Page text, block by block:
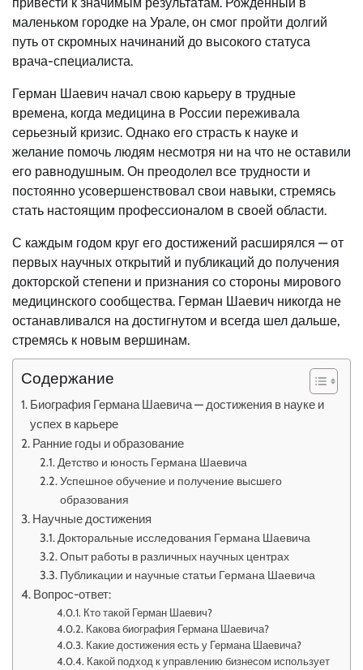
маленьком городке на Урале, он смог пройти долгий
путь от скромных начинаний до высокого статуса
врача-специалиста.
Герман Шаевич начал свою карьеру в трудные
времена, когда медицина в России переживала
серьезный кризис. Однако его страсть к науке и
желание помочь людям несмотря ни на что не оставили
его равнодушным. Он преодолел все трудности и
постоянно усовершенствовал свои навыки, стремясь
стать настоящим профессионалом в своей области.
С каждым годом круг его достижений расширялся — от
первых научных открытий и публикаций до получения
докторской степени и признания со стороны мирового
медицинского сообщества. Герман Шаевич никогда не
останавливался на достигнутом и всегда шел дальше,
стремясь к новым вершинам.
Содержание
Биография Германа Шаевича — достижения в науке и
успех в карьере
Ранние годы и образование
Детство и юность Германа Шаевича
Успешное обучение и получение высшего
образования
Научные достижения
Докторальные исследования Германа Шаевича
Опыт работы в различных научных центрах
Публикации и научные статьи Германа Шаевича
Вопрос-ответ:
Кто такой Герман Шаевич?
Какова биография Германа Шаевича?
Какие достижения есть у Германа Шаевича?
Какой подход к управлению бизнесом использует